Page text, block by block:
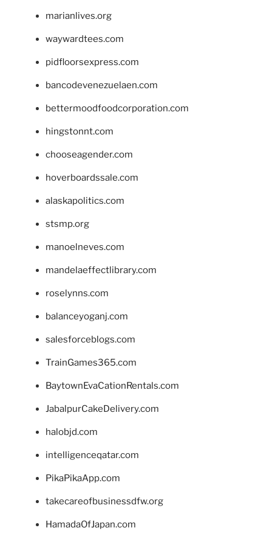
marianlives.org
waywardtees.com
pidfloorsexpress.com
bancodevenezuelaen.com
bettermoodfoodcorporation.com
hingstonnt.com
chooseagender.com
hoverboardssale.com
alaskapolitics.com
stsmp.org
manoelneves.com
mandelaeffectlibrary.com
roselynns.com
balanceyoganj.com
salesforceblogs.com
TrainGames365.com
BaytownEvaCationRentals.com
JabalpurCakeDelivery.com
halobjd.com
intelligenceqatar.com
PikaPikaApp.com
takecareofbusinessdfw.org
HamadaOfJapan.com